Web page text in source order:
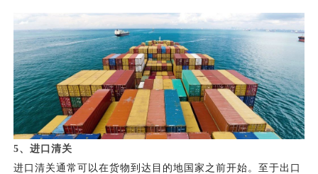
5、 进口清关
进口清关通常可以在货物到达目的地国家之前开始。至于出口